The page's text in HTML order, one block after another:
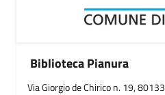
Biblioteca Pianura
Via Giorgio de Chirico n. 19, 80133